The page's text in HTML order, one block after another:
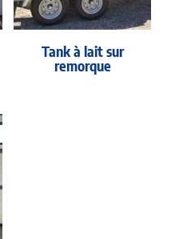
Tank à lait sur
remorque